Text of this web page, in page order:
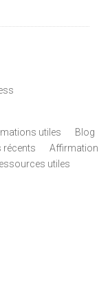
utiles
Blog
récents
Affirmation
utiles